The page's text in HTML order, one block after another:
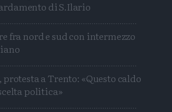
di S.Ilario
fra nord e sud con intermezzo
a Trento: «Questo caldo
politica»